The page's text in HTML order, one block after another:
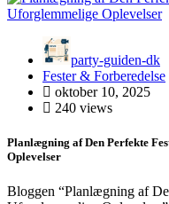
party-guiden-dk
Fester & Forberedelse
oktober 10, 2025
240 views
Planlægning af Den Perfekte
Oplevelser
Bloggen “Planlægning af